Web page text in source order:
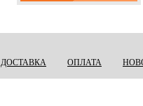
ДОСТАВКА ОПЛАТА